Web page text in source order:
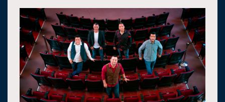
Responsabilidad
social
Vinculación
Historia
Universiada
Nacional